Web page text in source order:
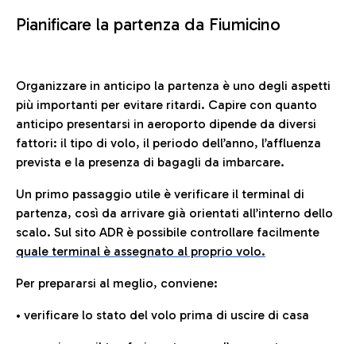
Pianificare la partenza da Fiumicino
Organizzare in anticipo la partenza è uno degli aspetti
più importanti per evitare ritardi. Capire con quanto
anticipo presentarsi in aeroporto dipende da diversi
fattori: il tipo di volo, il periodo dell’anno, l’affluenza
prevista e la presenza di bagagli da imbarcare.
Un primo passaggio utile è verificare il terminal di
partenza, così da arrivare già orientati all’interno dello
scalo. Sul sito ADR è possibile controllare facilmente
quale terminal è assegnato al proprio volo.
Per prepararsi al meglio, conviene:
• verificare lo stato del volo prima di uscire di casa